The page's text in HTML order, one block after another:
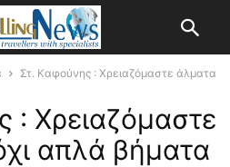
Στ. Καφούνης : Χρειαζόμαστε άλματα
: Χρειαζόμαστε
απλά βήματα